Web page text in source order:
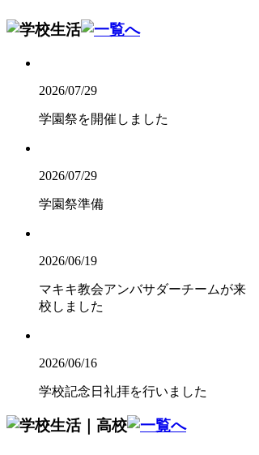
2026/07/29
学園祭を開催しました
2026/07/29
学園祭準備
2026/06/19
マキキ教会アンバサダーチームが来
校しました
2026/06/16
学校記念日礼拝を行いました